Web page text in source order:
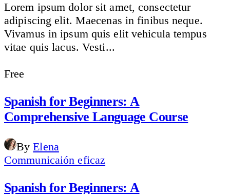
Lorem ipsum dolor sit amet, consectetur
adipiscing elit. Maecenas in finibus neque.
Vivamus in ipsum quis elit vehicula tempus
vitae quis lacus. Vesti...
Free
Spanish for Beginners: A
Comprehensive Language Course
By Elena
Communicaión eficaz
Spanish for Beginners: A